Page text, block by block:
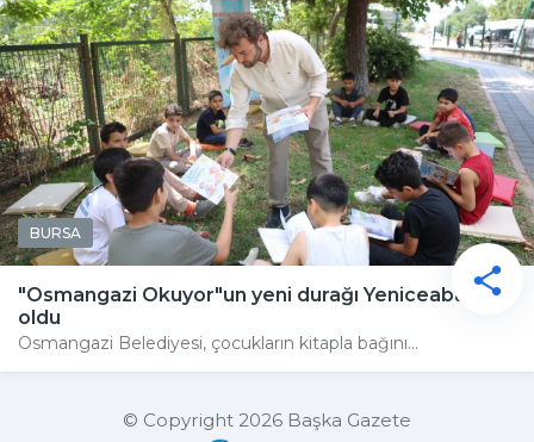
BURSA
"Osmangazi Okuyor"un yeni durağı Yeniceabat
oldu
Osmangazi Belediyesi, çocukların kitapla bağını...
© Copyright 2026 Başka Gazete